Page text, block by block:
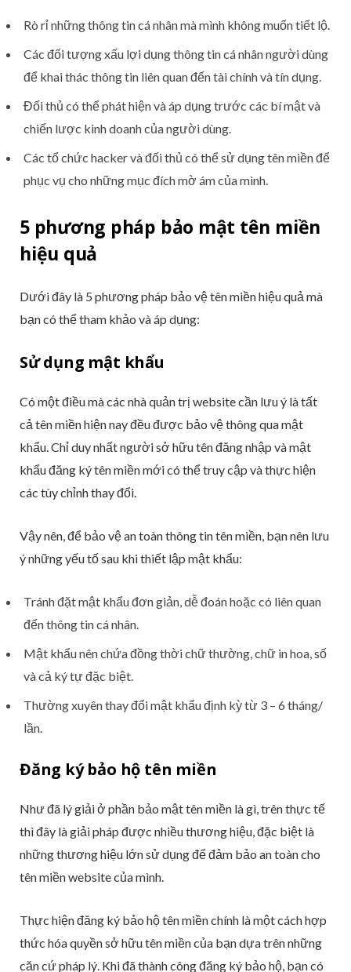
Rò rỉ những thông tin cá nhân mà mình không muốn tiết lộ.
Các đối tượng xấu lợi dụng thông tin cá nhân người dùng
để khai thác thông tin liên quan đến tài chính và tín dụng.
Đối thủ có thể phát hiện và áp dụng trước các bí mật và
chiến lược kinh doanh của người dùng.
Các tổ chức hacker và đối thủ có thể sử dụng tên miền để
phục vụ cho những mục đích mờ ám của mình.
5 phương pháp bảo mật tên miền
hiệu quả
Dưới đây là 5 phương pháp bảo vệ tên miền hiệu quả mà
bạn có thể tham khảo và áp dụng:
Sử dụng mật khẩu
Có một điều mà các nhà quản trị website cần lưu ý là tất
cả tên miền hiện nay đều được bảo vệ thông qua mật
khẩu. Chỉ duy nhất người sở hữu tên đăng nhập và mật
khẩu đăng ký tên miền mới có thể truy cập và thực hiện
các tùy chỉnh thay đổi.
Vậy nên, để bảo vệ an toàn thông tin tên miền, bạn nên lưu
ý những yếu tố sau khi thiết lập mật khẩu:
Tránh đặt mật khẩu đơn giản, dễ đoán hoặc có liên quan
đến thông tin cá nhân.
Mật khẩu nên chứa đồng thời chữ thường, chữ in hoa, số
và cả ký tự đặc biệt.
Thường xuyên thay đổi mật khẩu định kỳ từ 3 – 6 tháng/
lần.
Đăng ký bảo hộ tên miền
Như đã lý giải ở phần bảo mật tên miền là gì, trên thực tế
thì đây là giải pháp được nhiều thương hiệu, đặc biệt là
những thương hiệu lớn sử dụng để đảm bảo an toàn cho
tên miền website của mình.
Thực hiện đăng ký bảo hộ tên miền chính là một cách hợp
thức hóa quyền sở hữu tên miền của bạn dựa trên những
căn cứ pháp lý. Khi đã thành công đăng ký bảo hộ, bạn có